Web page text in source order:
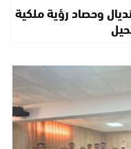
وحصاد رؤية ملكية